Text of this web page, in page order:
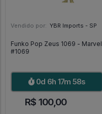
Vendido por: YBR Imports - SP
Funko Pop Zeus 1069 - Marvel
#1069
0d 6h 17m 56s
R$ 100,00